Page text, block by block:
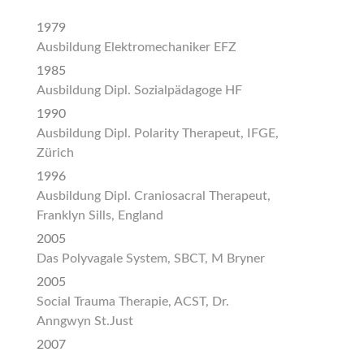
1979
Ausbildung Elektromechaniker EFZ
1985
Ausbildung Dipl. Sozialpädagoge HF
1990
Ausbildung Dipl. Polarity Therapeut, IFGE,
Zürich
1996
Ausbildung Dipl. Craniosacral Therapeut,
Franklyn Sills, England
2005
Das Polyvagale System, SBCT, M Bryner
2005
Social Trauma Therapie, ACST, Dr.
Anngwyn St.Just
2007